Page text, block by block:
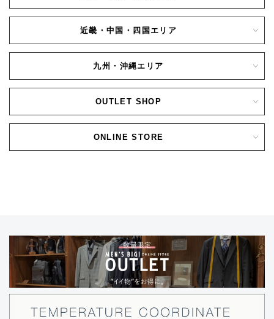
近畿・中国・四国エリア
九州・沖縄エリア
OUTLET SHOP
ONLINE STORE